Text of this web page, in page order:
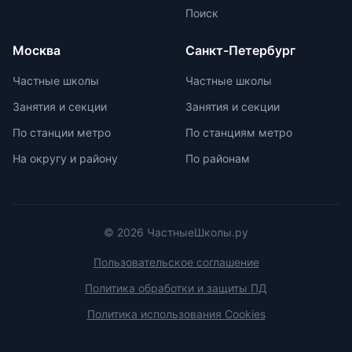
тренировочные сборы,
интенсивные занятия, практикумы,
индивидуальные консультации.
Участие в международных
новый опыт, пройти серьезную
Поиск
Москва
Частные школы
Занятия и секции
По станции метро
На округу и району
Санкт-Петербург
Частные школы
Занятия и секции
По станциям метро
По районам
© 2026 ЧастныеШколы.ру
Пользовательское соглашение
Политика обработки и защиты ПД
Политика использования Cookies